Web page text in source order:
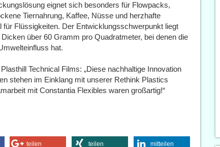
eignet sich besonders für Flowpacks,
Tiernahrung, Kaffee, Nüsse und herzhafte
für Flüssigkeiten. Der Entwicklungsschwerpunkt liegt
über 60 Gramm pro Quadratmeter, bei denen die
hat.
Technical Films: „Diese nachhaltige Innovation
stehen im Einklang mit unserer Rethink Plastics
mit Constantia Flexibles waren großartig!“
teilen teilen mitteilen